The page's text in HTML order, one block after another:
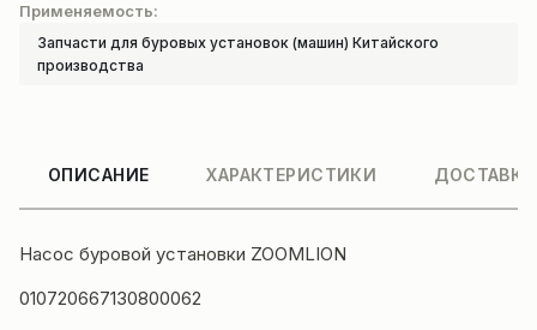
Применяемость:
Запчасти для буровых установок (машин) Китайского
производства
ОПИСАНИЕ ХАРАКТЕРИСТИКИ
Насос буровой установки ZOOMLION
010720667130800062